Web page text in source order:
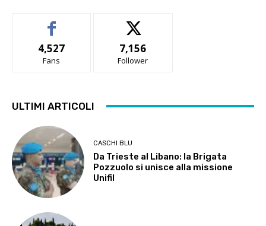
4,527
Fans
7,156
Follower
ULTIMI ARTICOLI
CASCHI BLU
Da Trieste al Libano: la Brigata
Pozzuolo si unisce alla missione
Unifil